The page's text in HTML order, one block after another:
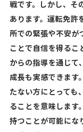
戦です。しかし、そ
あります。運転免許
所での緊張や不安が
ことで自信を得るこ
からの指導を通じて
成長も実感できます
たない方にとっても
ることを意味します
持つことが可能にな